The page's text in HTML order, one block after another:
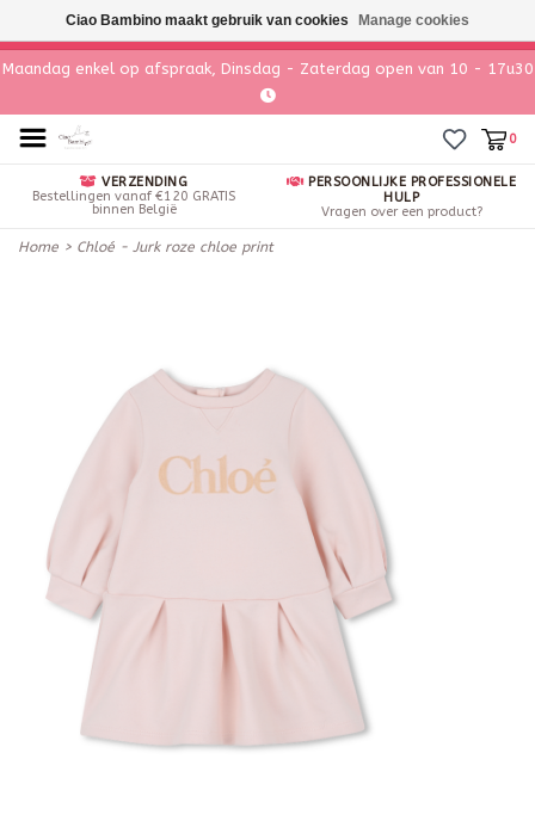
Maandag enkel op afspraak, Dinsdag - Zaterdag open van 10 - 17u30
0
VERZENDING
Bestellingen vanaf €120 GRATIS
binnen België
PERSOONLIJKE PROFESSIONELE
HULP
Vragen over een product?
Home > Chloé - Jurk roze chloe print
Ciao Bambino maakt gebruik van cookies Manage cookies